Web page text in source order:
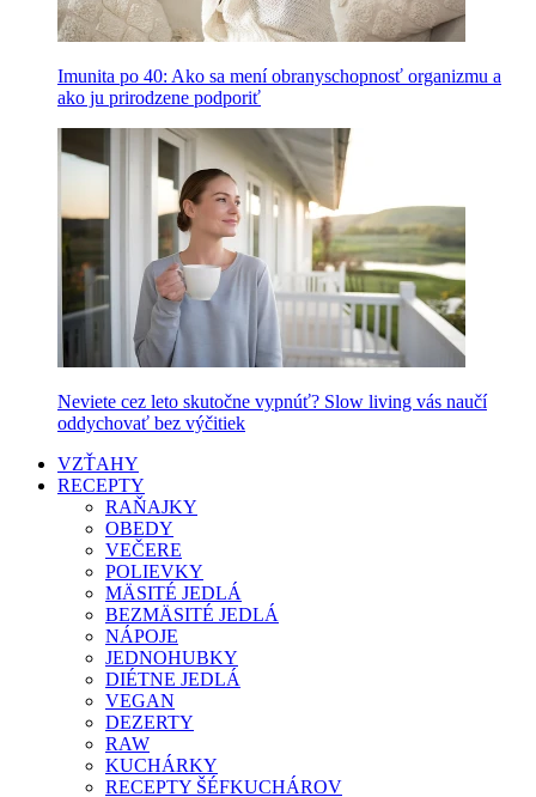
Imunita po 40: Ako sa mení obranyschopnosť organizmu a
ako ju prirodzene podporiť
Neviete cez leto skutočne vypnúť? Slow living vás naučí
oddychovať bez výčitiek
VZŤAHY
RECEPTY
RAŇAJKY
OBEDY
VEČERE
POLIEVKY
MÄSITÉ JEDLÁ
BEZMÄSITÉ JEDLÁ
NÁPOJE
JEDNOHUBKY
DIÉTNE JEDLÁ
VEGAN
DEZERTY
RAW
KUCHÁRKY
RECEPTY ŠÉFKUCHÁROV